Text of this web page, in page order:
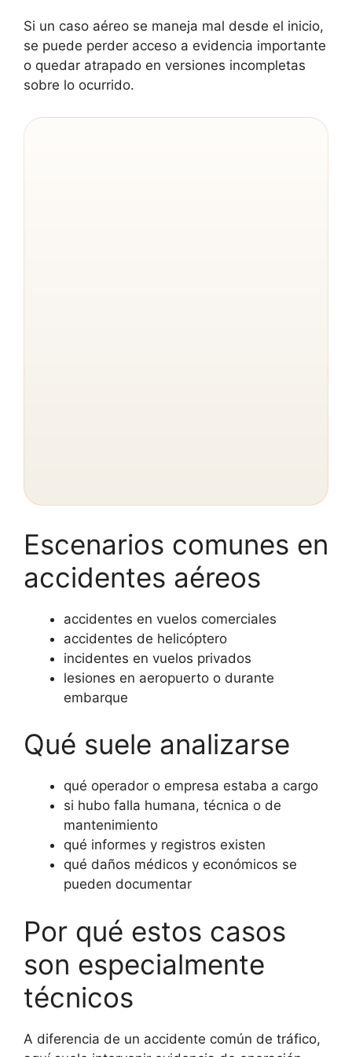
Si un caso aéreo se maneja mal desde el inicio,
se puede perder acceso a evidencia importante
o quedar atrapado en versiones incompletas
sobre lo ocurrido.
Escenarios comunes en
accidentes aéreos
accidentes en vuelos comerciales
accidentes de helicóptero
incidentes en vuelos privados
lesiones en aeropuerto o durante
embarque
Qué suele analizarse
qué operador o empresa estaba a cargo
si hubo falla humana, técnica o de
mantenimiento
qué informes y registros existen
qué daños médicos y económicos se
pueden documentar
Por qué estos casos
son especialmente
técnicos
A diferencia de un accidente común de tráfico,